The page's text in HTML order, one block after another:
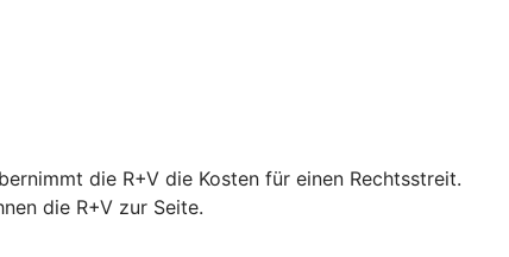
die R+V die Kosten für einen Rechtsstreit.
die R+V zur Seite.